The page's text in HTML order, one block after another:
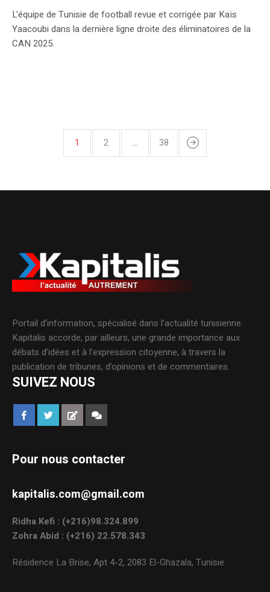
L'équipe de Tunisie de football revue et corrigée par Kaïs
Yaacoubi dans la dernière ligne droite des éliminatoires de la
CAN 2025.
1 2 … 38
Portail d’information, spécialisé dans l’actualité tunisienne.
Kapitalis accorde, par ailleurs, une grande importance aux
débats d’idées et à l’expression citoyenne, à travers la
publication de tribunes, d’opinions et de commentaires.
SUIVEZ NOUS
Pour nous contacter
kapitalis.com@gmail.com
Ridha Kefi : (+216)98.324.899
Zohra Abid : (+216) 22.578.343
Résidence La Brise, Apt 4-2, 2083 El-Ghazala, Tunisie.